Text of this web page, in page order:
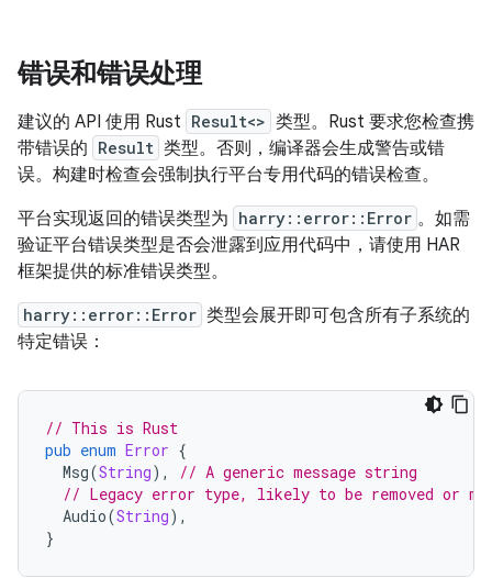
错误和错误处理
建议的 API 使用 Rust Result<> 类型。Rust 要求您检查携
带错误的 Result 类型。否则，编译器会生成警告或错
误。构建时检查会强制执行平台专用代码的错误检查。
平台实现返回的错误类型为 harry::error::Error 。如需
验证平台错误类型是否会泄露到应用代码中，请使用 HAR
框架提供的标准错误类型。
harry::error::Error 类型会展开即可包含所有子系统的
特定错误：
// This is Rust
pub enum Error {
Msg(String),
// A generic message string
// Legacy error type, likely to be removed or
Audio(String),
}